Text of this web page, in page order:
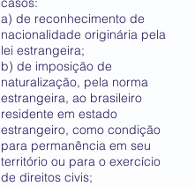
a) de reconhecimento de
nacionalidade originária pela
lei estrangeira;
b) de imposição de
naturalização, pela norma
estrangeira, ao brasileiro
residente em estado
estrangeiro, como condição
para permanência em seu
território ou para o exercício
de direitos civis;